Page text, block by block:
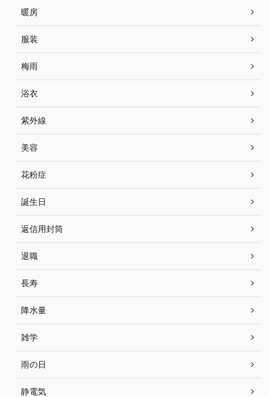
暖房
服装
梅雨
浴衣
紫外線
美容
花粉症
誕生日
返信用封筒
退職
長寿
降水量
雑学
雨の日
静電気